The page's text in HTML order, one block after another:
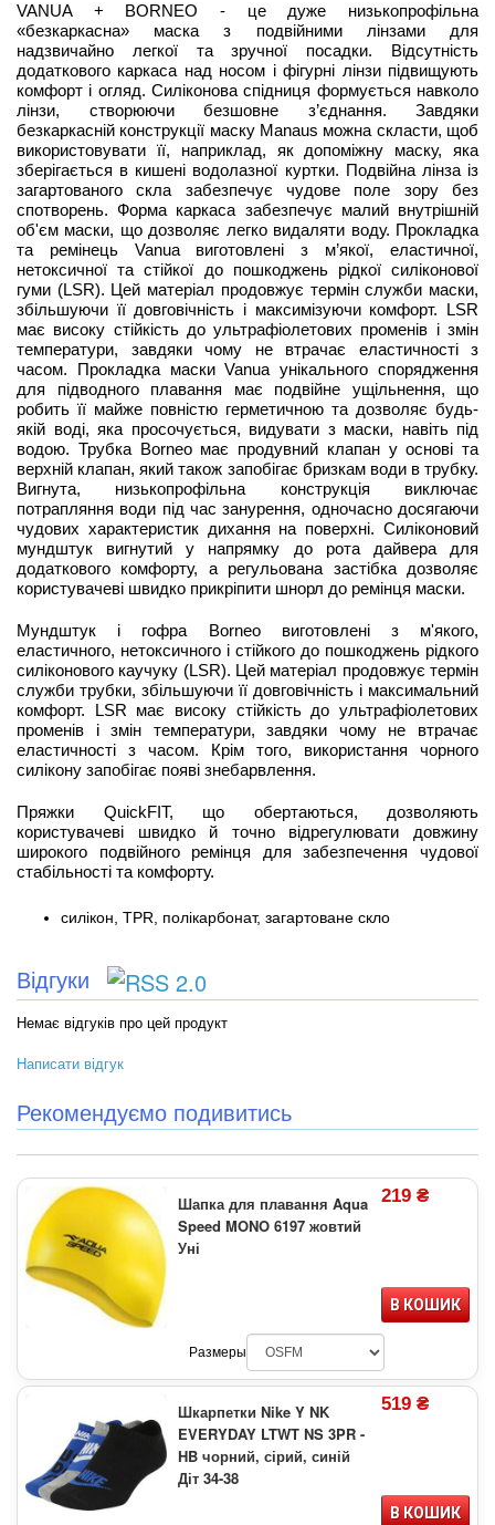
VANUA + BORNEO - це дуже низькопрофільна
«безкаркасна» маска з подвійними лінзами для
надзвичайно легкої та зручної посадки. Відсутність
додаткового каркаса над носом і фігурні лінзи підвищують
комфорт і огляд. Силіконова спідниця формується навколо
лінзи, створюючи безшовне з’єднання. Завдяки
безкаркасній конструкції маску Manaus можна скласти, щоб
використовувати її, наприклад, як допоміжну маску, яка
зберігається в кишені водолазної куртки. Подвійна лінза із
загартованого скла забезпечує чудове поле зору без
спотворень. Форма каркаса забезпечує малий внутрішній
об'єм маски, що дозволяє легко видаляти воду. Прокладка
та ремінець Vanua виготовлені з м’якої, еластичної,
нетоксичної та стійкої до пошкоджень рідкої силіконової
гуми (LSR). Цей матеріал продовжує термін служби маски,
збільшуючи її довговічність і максимізуючи комфорт. LSR
має високу стійкість до ультрафіолетових променів і змін
температури, завдяки чому не втрачає еластичності з
часом. Прокладка маски Vanua унікального спорядження
для підводного плавання має подвійне ущільнення, що
робить її майже повністю герметичною та дозволяє будь-
якій воді, яка просочується, видувати з маски, навіть під
водою. Трубка Borneo має продувний клапан у основі та
верхній клапан, який також запобігає бризкам води в трубку.
Вигнута, низькопрофільна конструкція виключає
потрапляння води під час занурення, одночасно досягаючи
чудових характеристик дихання на поверхні. Силіконовий
мундштук вигнутий у напрямку до рота дайвера для
додаткового комфорту, а регульована застібка дозволяє
користувачеві швидко прикріпити шнорл до ремінця маски.
Мундштук і гофра Borneo виготовлені з м'якого,
еластичного, нетоксичного і стійкого до пошкоджень рідкого
силіконового каучуку (LSR). Цей матеріал продовжує термін
служби трубки, збільшуючи її довговічність і максимальний
комфорт. LSR має високу стійкість до ультрафіолетових
променів і змін температури, завдяки чому не втрачає
еластичності з часом. Крім того, використання чорного
силікону запобігає появі знебарвлення.
Пряжки QuickFIT, що обертаються, дозволяють
користувачеві швидко й точно відрегулювати довжину
широкого подвійного ремінця для забезпечення чудової
стабільності та комфорту.
силікон, TPR, полікарбонат, загартоване скло
Відгуки
Немає відгуків про цей продукт
Написати відгук
Рекомендуємо подивитись
Шапка для плавання Aqua
Speed MONO 6197 жовтий
Уні
219 ₴
В КОШИК
Размеры
Шкарпетки Nike Y NK
EVERYDAY LTWT NS 3PR -
HB чорний, сірий, синій
Діт 34-38
519 ₴
В КОШИК